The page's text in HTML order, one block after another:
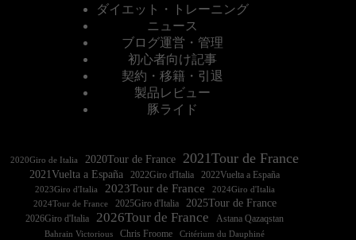
ダイエット・トレーニング
ニュース
ブログ運営・管理
初心者向け記事
契約・移籍・引退
製品レビュー
豚ライド
2020Giro de Italia 2020Tour de France 2021Tour de France
2021Vuelta a España 2022Vuelta a España
2023Giro d'Italia 2023Tour de France
2024Tour de France
2025Giro d'Italia 2025Tour de France
2026Giro d'Italia 2026Tour de France Astana Qazaqstan
Bahrain Victorious Chris Froome Critérium du Dauphiné